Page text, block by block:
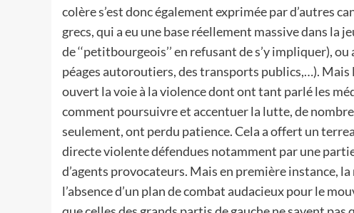
colère s’est donc également exprimée par d’autres
grecs, qui a eu une base réellement massive dans la
de ‘‘petitbourgeois’’ en refusant de s’y impliquer),
péages autoroutiers, des transports publics,…).
ouvert la voie à la violence dont ont tant parlé les
comment poursuivre et accentuer la lutte, de
seulement, ont perdu patience. Cela a offert un
directe violente défendues notamment par une
d’agents provocateurs. Mais en première instance,
l’absence d’un plan de combat audacieux pour le